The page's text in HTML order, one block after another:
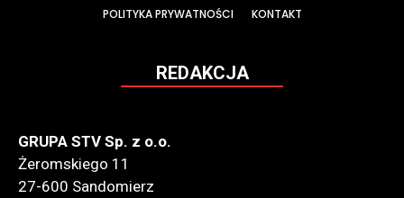
POLITYKA PRYWATNOŚCI
KONTAKT
REDAKCJA
GRUPA STV Sp. z o.o.
Żeromskiego 11
27-600 Sandomierz